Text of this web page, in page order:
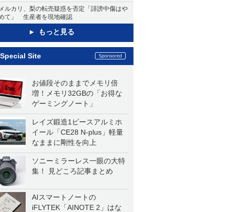
ルカリ、梨の転売疑惑を否定「誹謗中傷はや
て」 生産者を現地確認
もっと見る
Special Site
お値段そのままでメモリ倍
増！メモリ32GBの「お得な
ゲーミングノート」
レイズ鍛造1ピースアルミホ
イール「CE28 N-plus」軽量
なままに剛性を向上
ソニーミラーレス一眼の大特
集！ 見どころ記事まとめ
AIスマートノートの
iFLYTEK「AINOTE 2」はな